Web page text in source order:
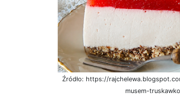
Źródło: https://
musem-